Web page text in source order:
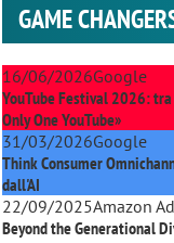
GAME
16/06/2026Google
YouTube Festival 2026:
Only One YouTube»
31/03/2026Google
Think Consumer
dall'AI
22/09/2025Amazon
Beyond the Generational